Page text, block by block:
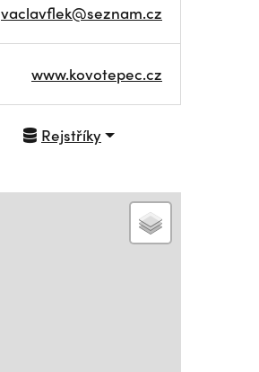
vaclavflek@seznam.cz
www.kovotepec.cz
Rejstříky